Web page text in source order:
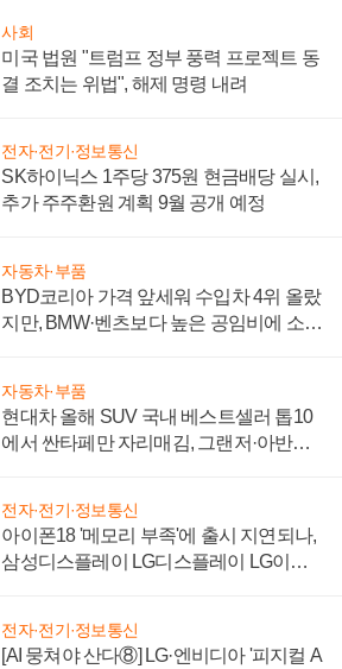
사회
미국 법원 "트럼프 정부 풍력 프로젝트 동
결 조치는 위법", 해제 명령 내려
전자·전기·정보통신
SK하이닉스 1주당 375원 현금배당 실시,
추가 주주환원 계획 9월 공개 예정
자동차·부품
BYD코리아 가격 앞세워 수입차 4위 올랐
지만, BMW·벤츠보다 높은 공임비에 소비
자동차·부품
현대차 올해 SUV 국내 베스트셀러 톱10
에서 싼타페만 자리매김, 그랜저·아반떼
전자·전기·정보통신
아이폰18 '메모리 부족'에 출시 지연되나,
삼성디스플레이 LG디스플레이 LG이노
전자·전기·정보통신
[AI 뭉쳐야 산다⑧] LG·엔비디아 '피지컬 A